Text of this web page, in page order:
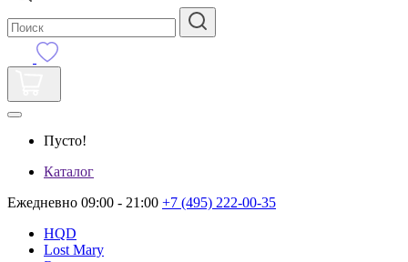
Пусто!
Каталог
Ежедневно 09:00 - 21:00 +7 (495) 222-00-35
HQD
Lost Mary